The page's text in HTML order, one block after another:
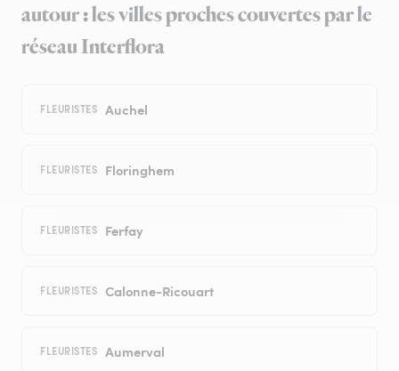
autour : les villes proches couvertes par le
réseau Interflora
FLEURISTES Auchel
FLEURISTES Floringhem
FLEURISTES Ferfay
FLEURISTES Calonne-Ricouart
FLEURISTES Aumerval